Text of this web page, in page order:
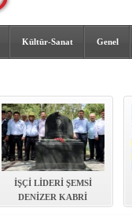
Kültür-Sanat Genel
İŞÇİ LİDERİ ŞEMSİ
DENİZER KABRİ